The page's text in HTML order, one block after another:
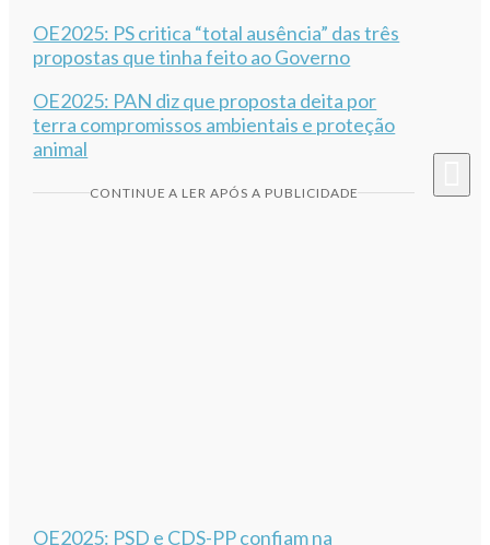
OE2025: PS critica “total ausência” das três
propostas que tinha feito ao Governo
OE2025: PAN diz que proposta deita por
terra compromissos ambientais e proteção
animal
CONTINUE A LER APÓS A PUBLICIDADE
OE2025: PSD e CDS-PP confiam na